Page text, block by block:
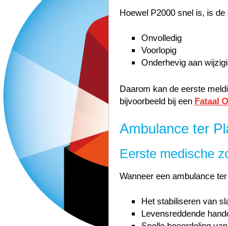
Hoewel P2000 snel is, is
Onvolledig
Voorlopig
Onderhevig aan
Daarom kan de eerste
bijvoorbeeld bij een Fataal
Ambulance ter
Eerste medische
Wanneer een ambulance
Het stabiliseren van
Levensreddende